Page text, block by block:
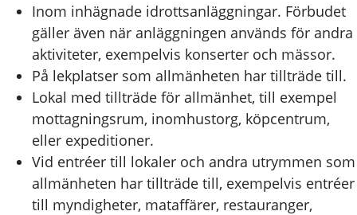
Inom inhägnade idrottsanläggningar. Förbudet
gäller även när anläggningen används för andra
aktiviteter, exempelvis konserter och mässor.
På lekplatser som allmänheten har tillträde till.
Lokal med tillträde för allmänhet, till exempel
mottagningsrum, inomhustorg, köpcentrum,
eller expeditioner.
Vid entréer till lokaler och andra utrymmen som
allmänheten har tillträde till, exempelvis entréer
till myndigheter, mataffärer, restauranger,